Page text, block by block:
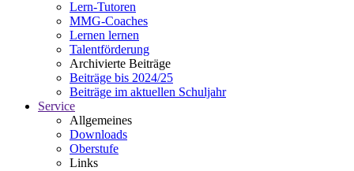
Lern-Tutoren
MMG-Coaches
Lernen lernen
Talentförderung
Archivierte Beiträge
Beiträge bis 2024/25
Beiträge im aktuellen Schuljahr
Service
Allgemeines
Downloads
Oberstufe
Links